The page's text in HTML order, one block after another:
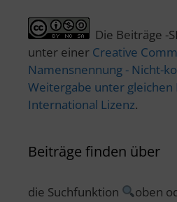
Die Beiträge -
unter einer Creative
Namensnennung - Nicht-
Weitergabe unter gleichen
International Lizenz.
Beiträge finden über
die Suchfunktion oben